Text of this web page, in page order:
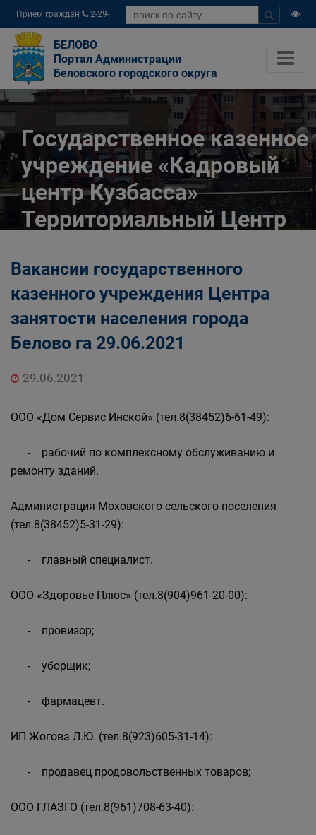
Прием граждан
2-29-
04
БЕЛОВО
Портал Администрации
Беловского городского округа
Государственное казенное
учреждение «Кадровый
центр Кузбасса»
Территориальный Центр
города Белово
Разное
Государственные органы и службы
информируют
«Кадровый центр Кузбасса» Территориальный
Вакансии государственного
казенного учреждения Центра
занятости населения города
Белово га 29.06.2021
29.06.2021
ООО «Дом Сервис Инской» (тел.8(38452)6-61-49):
- рабочий по комплексному обслуживанию и
ремонту зданий.
Администрация Моховского сельского поселения
(тел.8(38452)5-31-29):
- главный специалист.
ООО «Здоровье Плюс» (тел.8(904)961-20-00):
- провизор;
- уборщик;
- фармацевт.
ИП Жогова Л.Ю. (тел.8(923)605-31-14):
- продавец продовольственных товаров;
ООО ГЛАЗГО (тел.8(961)708-63-40):